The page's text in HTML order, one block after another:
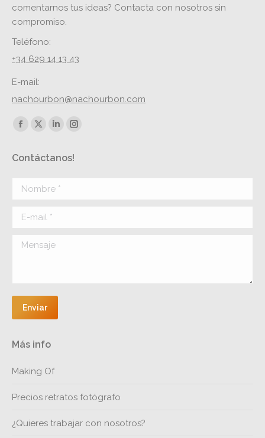
comentarnos tus ideas? Contacta con nosotros sin
compromiso.
Teléfono:
+34 629 14 13 43
E-mail:
nachourbon@nachourbon.com
Encuéntranos en:
Facebook
opens
new
X
opens
new
Linkedin
opens
new
Instagram
opens
Contáctanos!
Nombre *
E-mail *
Mensaje
Enviar
Más info
Making Of
Precios retratos fotógrafo
¿Quieres trabajar con nosotros?